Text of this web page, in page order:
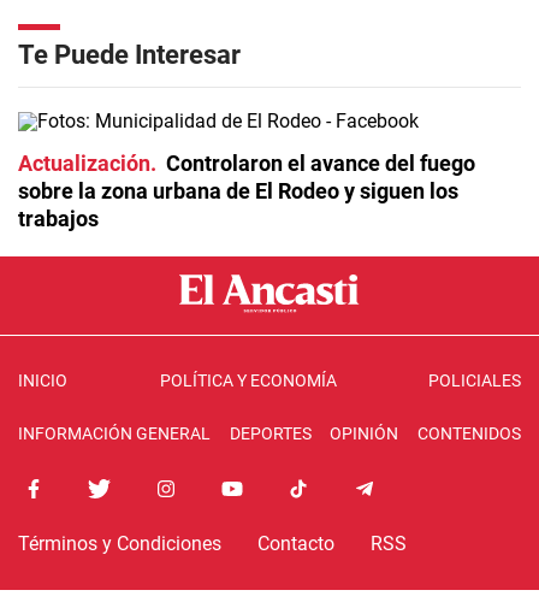
Te Puede Interesar
Actualización
Controlaron el avance del fuego
sobre la zona urbana de El Rodeo y siguen los
trabajos
INICIO POLÍTICA Y ECONOMÍA POLICIALES
INFORMACIÓN GENERAL DEPORTES OPINIÓN CONTENIDOS
Términos y Condiciones Contacto RSS